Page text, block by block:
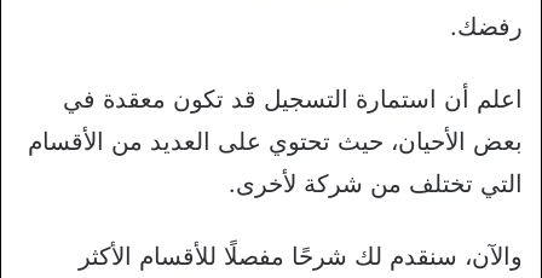
رفضك.
اعلم أن استمارة التسجيل قد تكون معقدة في
بعض الأحيان، حيث تحتوي على العديد من الأقسام
التي تختلف من شركة لأخرى.
والآن، سنقدم لك شرحًا مفصلًا للأقسام الأكثر